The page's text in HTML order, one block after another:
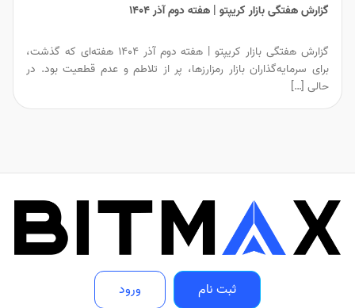
گزارش هفتگی بازار کریپتو | هفته دوم آذر ۱۴۰۴
گزارش هفتگی بازار کریپتو | هفته دوم آذر ۱۴۰۴ هفته‌ای که گذشت،
برای سرمایه‌گذاران بازار رمزارزها، پر از تلاطم و عدم قطعیت بود. در
حالی […]
ثبت نام ورود